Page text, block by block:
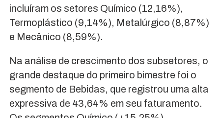
incluíram os setores Químico (12,16%),
Termoplástico (9,14%), Metalúrgico (8,87%)
e Mecânico (8,59%).
Na análise de crescimento dos subsetores, o
grande destaque do primeiro bimestre foi o
segmento de Bebidas, que registrou uma alta
expressiva de 43,64% em seu faturamento.